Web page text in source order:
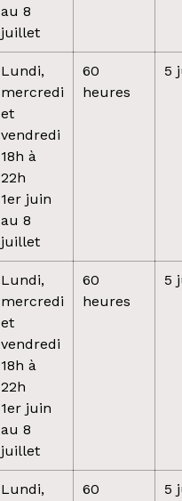
au 8
juillet
Lundi,
mercredi
et
vendredi
18h à
22h
1er juin
au 8
juillet
60
heures
5
Lundi,
mercredi
et
vendredi
18h à
22h
1er juin
au 8
juillet
60
heures
5
Lundi,
60
5